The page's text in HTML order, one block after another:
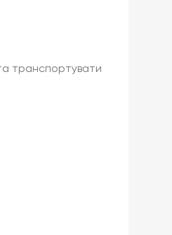
транспортувати